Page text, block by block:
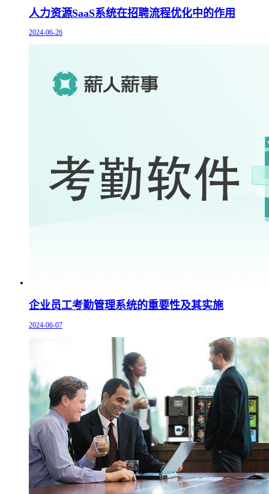
人力资源SaaS系统在招聘流程优化中的作用
2024-06-26
企业员工考勤管理系统的重要性及其实施
2024-06-07